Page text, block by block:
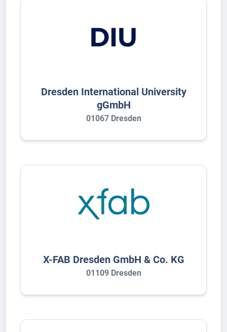
Dresden International University
gGmbH
01067 Dresden
X-FAB Dresden GmbH & Co. KG
01109 Dresden